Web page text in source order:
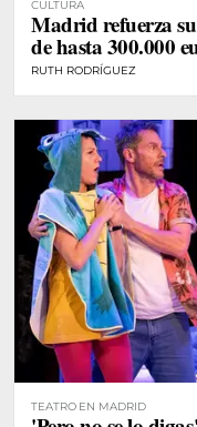
CULTURA
Madrid refuerza
de hasta 300.000
RUTH RODRÍGUEZ
TEATRO EN MADRID